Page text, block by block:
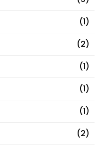
(1)
(2)
(1)
(1)
(1)
(2)